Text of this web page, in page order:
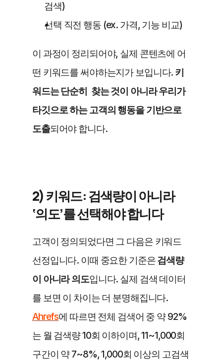
검색)
선택 직전 행동 (ex. 가격, 기능 비교)
이 과정이 정리되어야, 실제 콘텐츠에 어
떤 키워드를 써야하는지가 보입니다. 키
워드는 단순히  찾는 것이 아니라 우리가
타깃으로 하는 고객의 행동을 기반으로
도출되어야 합니다.
2) 키워드: 검색량이 아니라
‘의도’를 선택해야 합니다
고객이 정의되었다면 그 다음은 키워드
선정입니다. 이때 중요한 기준은 검색량
이 아니라 의도입니다. 실제 검색 데이터
Ahrefs에 따르면 전체 검색어 중 약 92%
는 월 검색량 10회 이하이며, 11~1,000회
구간이 약 7~8%, 1,000회 이상의 고검색